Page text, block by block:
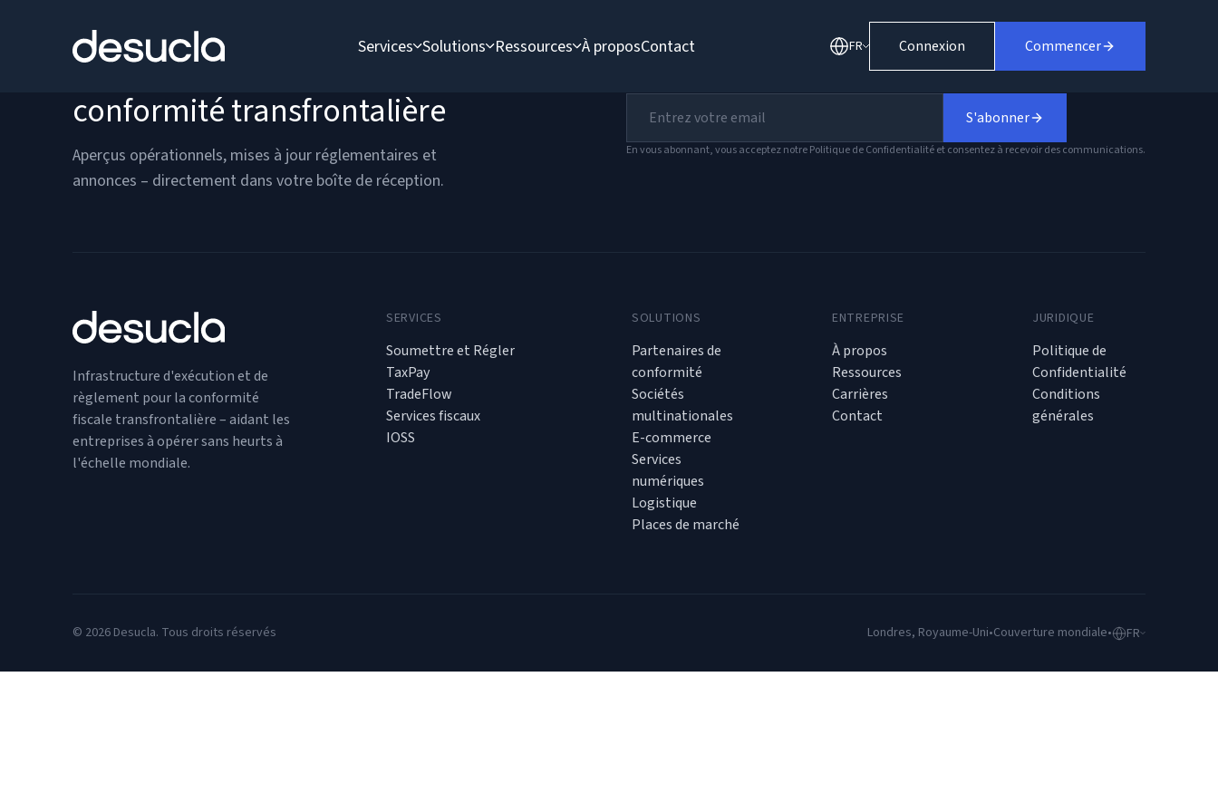
Services Solutions Ressources À proposContact FR Connexion Commencer
Restez en avance sur la
conformité transfrontalière
Aperçus opérationnels, mises à jour réglementaires et
annonces – directement dans votre boîte de réception.
S'abonner
En vous abonnant, vous acceptez notre Politique de Confidentialité et consentez à recevoir des communications.
Infrastructure d'exécution et de
règlement pour la conformité
fiscale transfrontalière – aidant les
entreprises à opérer sans heurts à
l'échelle mondiale.
SERVICES
Soumettre et Régler
TaxPay
TradeFlow
Services fiscaux
IOSS
SOLUTIONS
Partenaires de
conformité
Sociétés
multinationales
E-commerce
Services
numériques
Logistique
Places de marché
ENTREPRISE
À propos
Ressources
Carrières
Contact
JURIDIQUE
Politique de
Confidentialité
Conditions
générales
© 2026 Desucla. Tous droits réservés Londres, Royaume-Uni•Couverture mondiale• FR